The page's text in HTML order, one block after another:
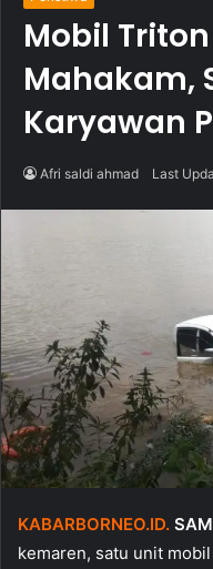
Mobil
Mahakam,
Karyawan
Afri saldi ahmad Last
KABARBORNEO.ID.
kemaren, satu unit